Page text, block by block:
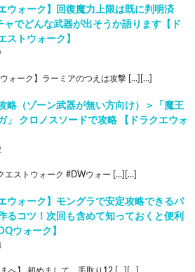
ウォーク】回復魔力上限は既に判明済
ャでどんな武器が出そうか語ります【ド
ストウォーク】
ウォーク】ラーミアのつえは攻撃 […][…]
略（ゾーン武器が無い方向け）＞「魔王
」 クロノスソードで攻略 【ドラクエウォ
エストウォーク #DWウォー […][…]
ウォーク】モングラで安定攻略できるパ
るコツ！次回も含めて知っておくと便利
ウォーク】